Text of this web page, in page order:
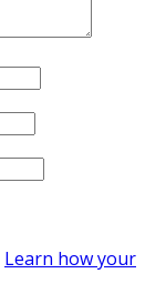
Learn how your